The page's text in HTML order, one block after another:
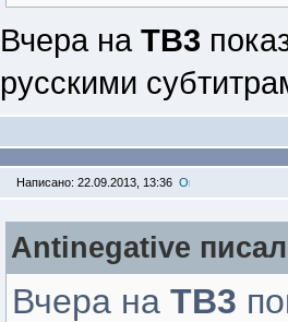
Вчера на ТВ3
русскими
Написано: 22.09.2013, 13:36
Antinegative
Вчера на ТВ3